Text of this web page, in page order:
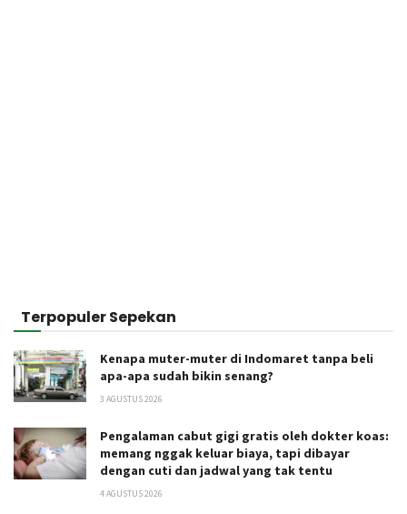
Terpopuler Sepekan
Kenapa muter-muter di Indomaret tanpa beli
apa-apa sudah bikin senang?
3 AGUSTUS 2026
Pengalaman cabut gigi gratis oleh dokter koas:
memang nggak keluar biaya, tapi dibayar
dengan cuti dan jadwal yang tak tentu
4 AGUSTUS 2026